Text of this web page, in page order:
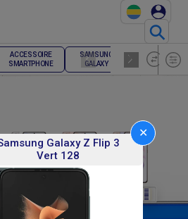
⚲
Galaxy Z Flip 3
Vert 128
✕
ACCESSOIRE
SMARTPHONE
SAMSUNG
GALAXY
TELEPHONE
FIXE
307 800 F